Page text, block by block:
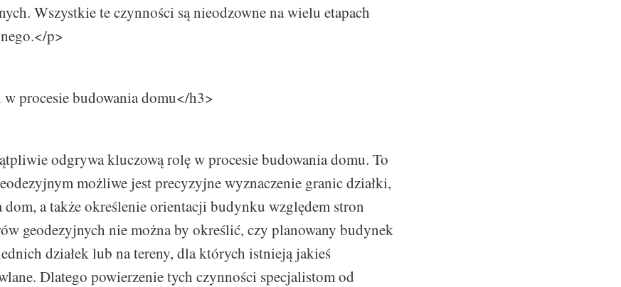
Wszystkie te czynności są nieodzowne na wielu etapach
p>
procesie budowania domu</h3>
odgrywa kluczową rolę w procesie budowania domu. To
możliwe jest precyzyjne wyznaczenie granic działki,
dom, a także określenie orientacji budynku względem stron
geodezyjnych nie można by określić, czy planowany budynek
działek lub na tereny, dla których istnieją jakieś
Dlatego powierzenie tych czynności specjalistom od